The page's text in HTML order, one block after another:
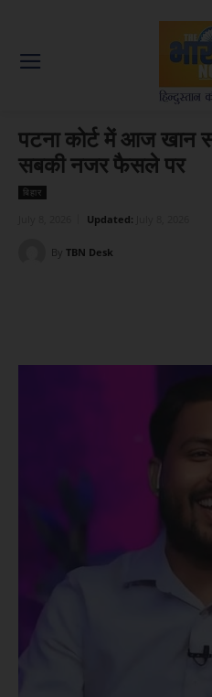
पटना कोर्ट में आज खान
सबकी नजर फैसले पर
बिहार
Updated:
By TBN Desk